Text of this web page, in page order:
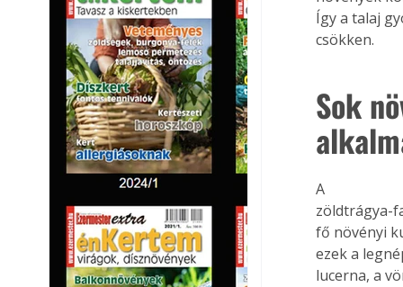
Így a talaj
csökken.
Sok
A
zöldtrágya-
fő növényi
ezek a
lucerna, a